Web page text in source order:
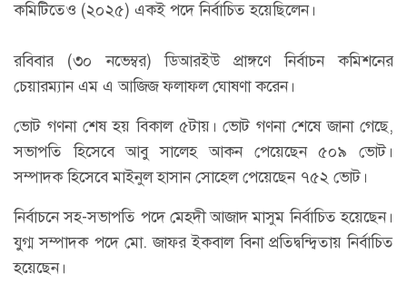
কমিটিতেও (২০২৫) একই পদে নির্বাচিত হয়েছিলেন।
রবিবার (৩০ নভেম্বর) ডিআরইউ প্রাঙ্গণে নির্বাচন কমিশনের
চেয়ারম্যান এম এ আজিজ ফলাফল ঘোষণা করেন।
ভোট গণনা শেষ হয় বিকাল ৫টায়। ভোট গণনা শেষে জানা গেছে,
সভাপতি হিসেবে আবু সালেহ আকন পেয়েছেন ৫০৯ ভোট।
সম্পাদক হিসেবে মাইনুল হাসান সোহেল পেয়েছেন ৭৫২ ভোট।
নির্বাচনে সহ-সভাপতি পদে মেহদী আজাদ মাসুম নির্বাচিত হয়েছেন।
যুগ্ম সম্পাদক পদে মো. জাফর ইকবাল বিনা প্রতিদ্বন্দ্বিতায় নির্বাচিত
হয়েছেন।